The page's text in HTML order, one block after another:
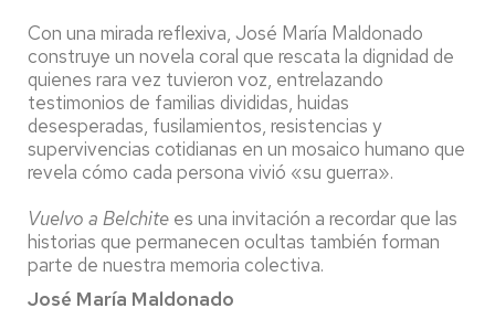
Con una mirada reflexiva, José María Maldonado
construye un novela coral que rescata la dignidad de
quienes rara vez tuvieron voz, entrelazando
testimonios de familias divididas, huidas
desesperadas, fusilamientos, resistencias y
supervivencias cotidianas en un mosaico humano que
revela cómo cada persona vivió «su guerra».
Vuelvo a Belchite es una invitación a recordar que las
historias que permanecen ocultas también forman
parte de nuestra memoria colectiva.
José María Maldonado